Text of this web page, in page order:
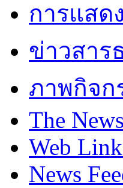
การแสด
ข่าวสาร
ภาพกิจก
The News
Web
News